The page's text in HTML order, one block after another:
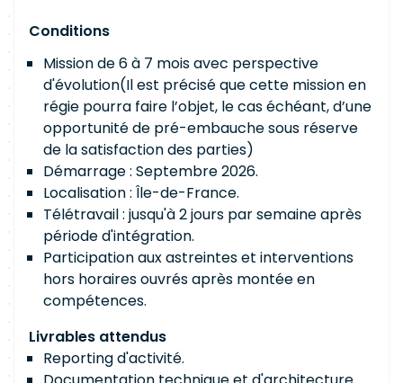
Conditions
Mission de 6 à 7 mois avec perspective
d'évolution(Il est précisé que cette mission en
régie pourra faire l’objet, le cas échéant, d’une
opportunité de pré-embauche sous réserve
de la satisfaction des parties)
Démarrage : Septembre 2026.
Localisation : Île-de-France.
Télétravail : jusqu'à 2 jours par semaine après
période d'intégration.
Participation aux astreintes et interventions
hors horaires ouvrés après montée en
compétences.
Livrables attendus
Reporting d'activité.